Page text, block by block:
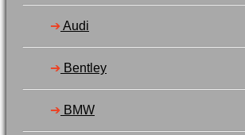
Välj bilmärke
Toner
Verktyg
Garanti
Svenska
Dansk
Suomi
Logga in
➔Audi
➔ Bentley
➔ BMW